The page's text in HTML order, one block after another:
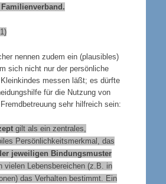
nennen zudem ein (plausibles)
sich nicht nur der persönliche
messen läßt; es dürfte
für die Nutzung von
sehr hilfreich sein:
gilt als ein zentrales,
Persönlichkeitsmerkmal, das
jeweiligen Bindungsmuster
vielen Lebensbereichen (z.B. in
das Verhalten bestimmt. Ein